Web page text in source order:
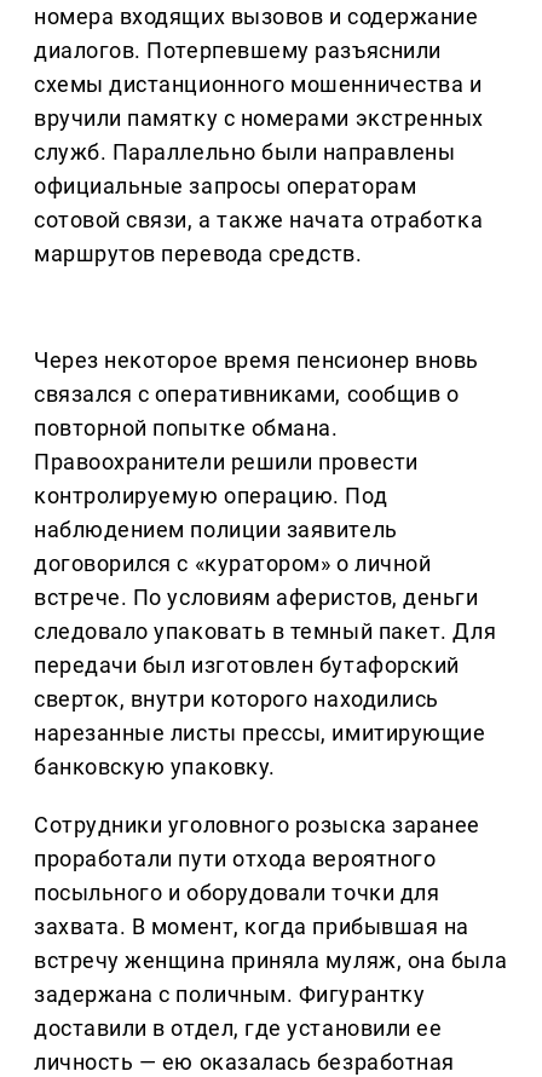
номера входящих вызовов и содержание
диалогов. Потерпевшему разъяснили
схемы дистанционного мошенничества и
вручили памятку с номерами экстренных
служб. Параллельно были направлены
официальные запросы операторам
сотовой связи, а также начата отработка
маршрутов перевода средств.
Через некоторое время пенсионер вновь
связался с оперативниками, сообщив о
повторной попытке обмана.
Правоохранители решили провести
контролируемую операцию. Под
наблюдением полиции заявитель
договорился с «куратором» о личной
встрече. По условиям аферистов, деньги
следовало упаковать в темный пакет. Для
передачи был изготовлен бутафорский
сверток, внутри которого находились
нарезанные листы прессы, имитирующие
банковскую упаковку.
Сотрудники уголовного розыска заранее
проработали пути отхода вероятного
посыльного и оборудовали точки для
захвата. В момент, когда прибывшая на
встречу женщина приняла муляж, она была
задержана с поличным. Фигурантку
доставили в отдел, где установили ее
личность — ею оказалась безработная